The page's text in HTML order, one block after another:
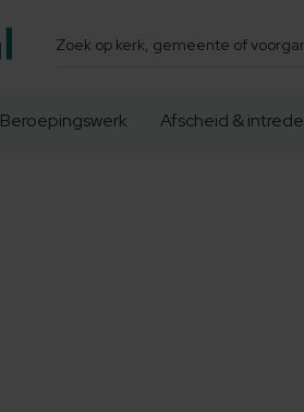
Zoeken
Beroepingswerk Afscheid & intrede